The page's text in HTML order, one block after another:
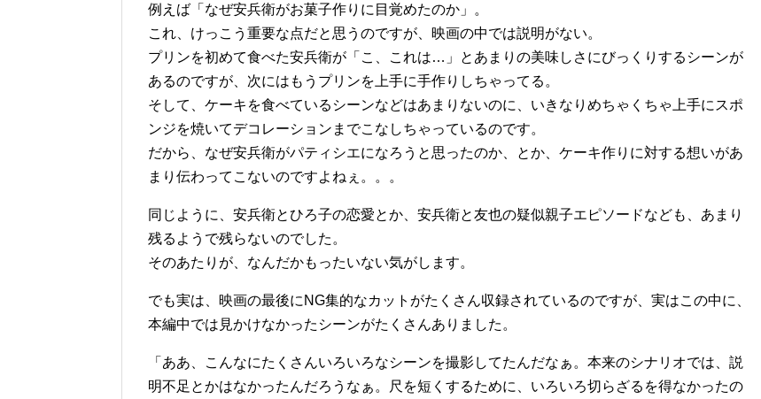
例えば「なぜ安兵衛がお菓子作りに目覚めたのか」。
これ、けっこう重要な点だと思うのですが、映画の中では説明がない。
プリンを初めて食べた安兵衛が「こ、これは…」とあまりの美味しさにびっくりするシーンが
あるのですが、次にはもうプリンを上手に手作りしちゃってる。
そして、ケーキを食べているシーンなどはあまりないのに、いきなりめちゃくちゃ上手にスポ
ンジを焼いてデコレーションまでこなしちゃっているのです。
だから、なぜ安兵衛がパティシエになろうと思ったのか、とか、ケーキ作りに対する想いがあ
まり伝わってこないのですよねぇ。。。
同じように、安兵衛とひろ子の恋愛とか、安兵衛と友也の疑似親子エピソードなども、あまり
残るようで残らないのでした。
そのあたりが、なんだかもったいない気がします。
でも実は、映画の最後にNG集的なカットがたくさん収録されているのですが、実はこの中に、
本編中では見かけなかったシーンがたくさんありました。
「ああ、こんなにたくさんいろいろなシーンを撮影してたんだなぁ。本来のシナリオでは、説
明不足とかはなかったんだろうなぁ。尺を短くするために、いろいろ切らざるを得なかったの